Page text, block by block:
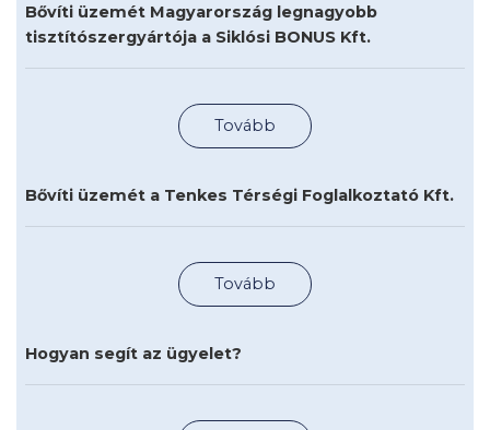
Bővíti üzemét Magyarország legnagyobb
tisztítószergyártója a Siklósi BONUS Kft.
Tovább
Bővíti üzemét a Tenkes Térségi Foglalkoztató Kft.
Tovább
Hogyan segít az ügyelet?